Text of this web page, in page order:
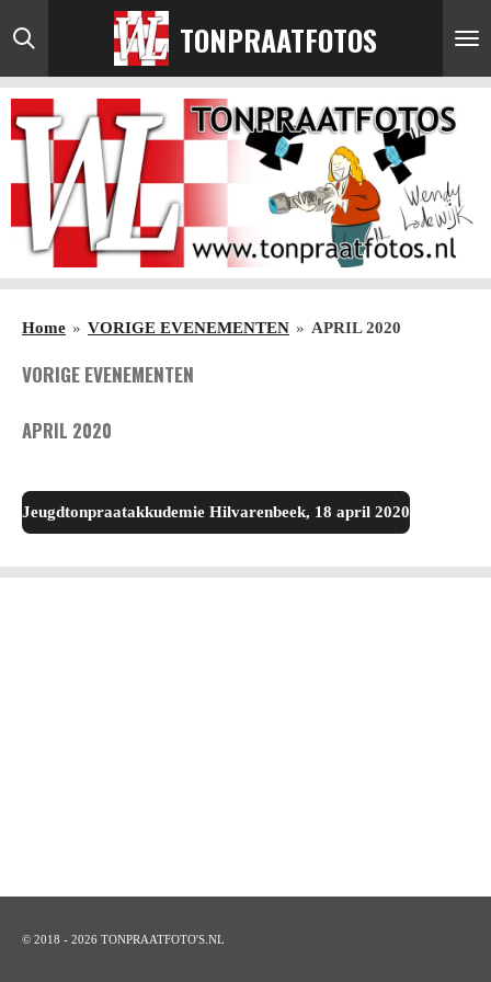
Ga
direct
naar
hoofdinhoud
TONPRAATFOTOS
Home » VORIGE EVENEMENTEN » APRIL 2020
VORIGE EVENEMENTEN
APRIL 2020
Jeugdtonpraatakkudemie Hilvarenbeek, 18 april 2020
© 2018 - 2026 TONPRAATFOTO'S.NL